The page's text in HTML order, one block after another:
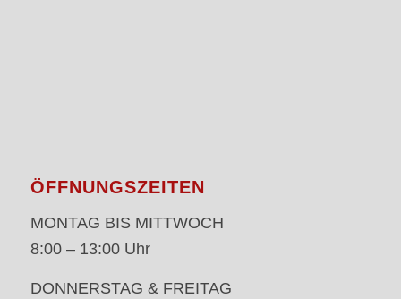
ÖFFNUNGSZEITEN
MONTAG BIS MITTWOCH
8:00 – 13:00 Uhr
DONNERSTAG & FREITAG